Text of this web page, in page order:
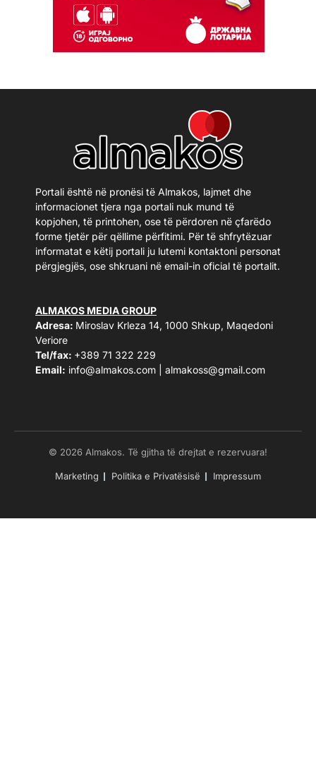
Portali është në pronësi të Almakos, lajmet dhe
informacionet tjera nga portali nuk mund të
kopjohen, të printohen, ose të përdoren në çfarëdo
forme tjetër për qëllime përfitimi. Për të shfrytëzuar
informatat e këtij portali ju lutemi kontaktoni personat
përgjegjës, ose shkruani në email-in oficial të portalit.
ALMAKOS MEDIA GROUP
Adresa: Miroslav Krleza 14, 1000 Shkup, Maqedoni
Veriore
Tel/fax: +389 71 322 229
Email: info@almakos.com almakoss@gmail.com
© 2026 Almakos. Të gjitha të drejtat e rezervuara!
Marketing Politika e Privatësisë Impressum